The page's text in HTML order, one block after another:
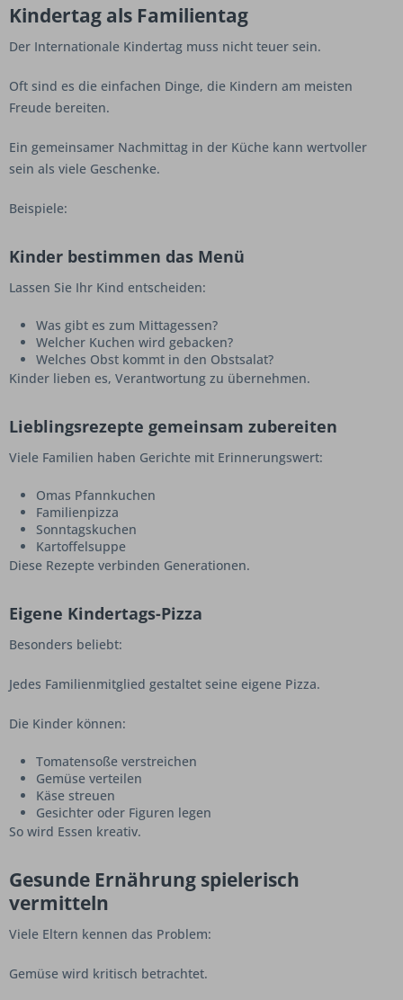
Kindertag als Familientag
Der Internationale Kindertag muss nicht teuer sein.
Oft sind es die einfachen Dinge, die Kindern am meisten
Freude bereiten.
Ein gemeinsamer Nachmittag in der Küche kann wertvoller
sein als viele Geschenke.
Beispiele:
Kinder bestimmen das Menü
Lassen Sie Ihr Kind entscheiden:
Was gibt es zum Mittagessen?
Welcher Kuchen wird gebacken?
Welches Obst kommt in den Obstsalat?
Kinder lieben es, Verantwortung zu übernehmen.
Lieblingsrezepte gemeinsam zubereiten
Viele Familien haben Gerichte mit Erinnerungswert:
Omas Pfannkuchen
Familienpizza
Sonntagskuchen
Kartoffelsuppe
Diese Rezepte verbinden Generationen.
Eigene Kindertags-Pizza
Besonders beliebt:
Jedes Familienmitglied gestaltet seine eigene Pizza.
Die Kinder können:
Tomatensoße verstreichen
Gemüse verteilen
Käse streuen
Gesichter oder Figuren legen
So wird Essen kreativ.
Gesunde Ernährung spielerisch
vermitteln
Viele Eltern kennen das Problem:
Gemüse wird kritisch betrachtet.